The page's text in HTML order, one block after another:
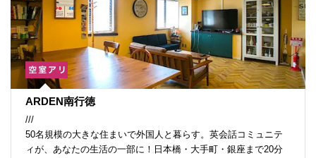
ARDEN南行徳
///
50名規模の大きな住まいで外国人と暮らす。英会話コミュニテ
ィが、あなたの生活の一部に！日本橋・大手町・銀座まで20分